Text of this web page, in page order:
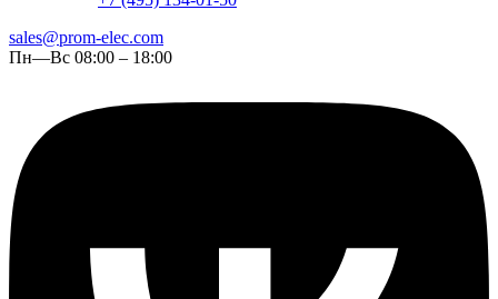
sales@prom-elec.com
Пн—Вс 08:00 – 18:00